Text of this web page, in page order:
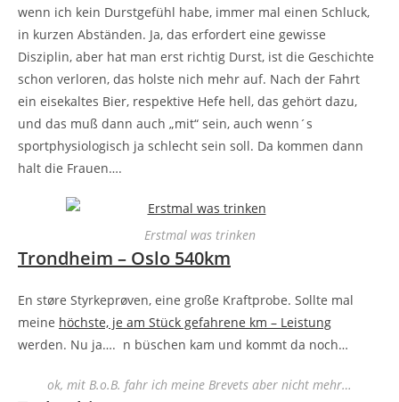
wenn ich kein Durstgefühl habe, immer mal einen Schluck,
in kurzen Abständen. Ja, das erfordert eine gewisse
Disziplin, aber hat man erst richtig Durst, ist die Geschichte
schon verloren, das holste nich mehr auf. Nach der Fahrt
ein eisekaltes Bier, respektive Hefe hell, das gehört dazu,
und das muß dann auch „mit“ sein, auch wenn´s
sportphysiologisch ja schlecht sein soll. Da kommen dann
halt die Frauen….
Erstmal was trinken
Trondheim – Oslo 540km
En støre Styrkeprøven, eine große Kraftprobe. Sollte mal
meine höchste, je am Stück gefahrene km – Leistung
werden. Nu ja…. n büschen kam und kommt da noch…
ok, mit B.o.B. fahr ich meine Brevets aber nicht mehr…